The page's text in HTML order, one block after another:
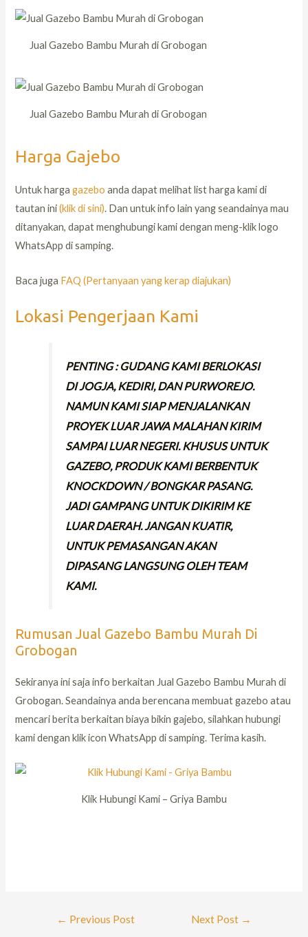
Jual Gazebo Bambu Murah di Grobogan
Jual Gazebo Bambu Murah di Grobogan
Harga Gajebo
Untuk hargagazebo anda dapat melihat list harga kami di
tautan ini(klik di sini). Dan untuk info lain yang seandainya mau
ditanyakan, dapat menghubungi kami dengan meng-klik logo
WhatsApp di samping.
Baca juga FAQ (Pertanyaan yang kerap diajukan)
Lokasi Pengerjaan Kami
PENTING : GUDANG KAMI BERLOKASI
DI JOGJA, KEDIRI, DAN PURWOREJO.
NAMUN KAMI SIAP MENJALANKAN
PROYEK LUAR JAWA MALAHAN KIRIM
SAMPAI LUAR NEGERI. KHUSUS UNTUK
GAZEBO, PRODUK KAMI BERBENTUK
KNOCKDOWN / BONGKAR PASANG.
JADI GAMPANG UNTUK DIKIRIM KE
LUAR DAERAH. JANGAN KUATIR,
UNTUK PEMASANGAN AKAN
DIPASANG LANGSUNG OLEH TEAM
KAMI.
Rumusan Jual Gazebo Bambu Murah Di
Grobogan
Sekiranya ini saja info berkaitan Jual Gazebo Bambu Murah di
Grobogan. Seandainya anda berencana membuat gazebo atau
mencari berita berkaitan biaya bikin gajebo, silahkan hubungi
kami dengan klik icon WhatsApp di samping. Terima kasih.
Klik Hubungi Kami – Griya Bambu
← Previous Post Next Post →